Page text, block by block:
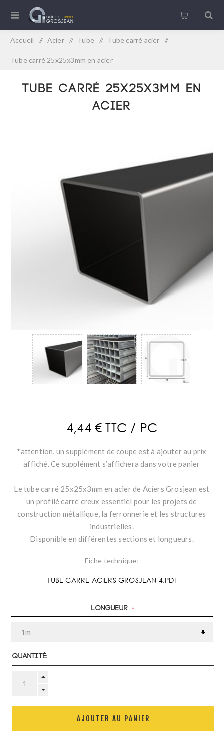
Accueil / Acier / Tube / Tube carré acier /
Tube carré 25x25x3mm en acier
Tube carré 25x25x3mm en
acier
4,44 € TTC / PC
*attention, un supplément de coupe est à ajouter au prix
affiché. Ce supplément s’affichera dans votre panier
Le tube carré 25x25x3mm en acier de Aciers Grosjean est
un profilé carré creux essentiel pour les projets de
construction métallique, la ferronnerie et les structures
industrielles.
Disponible en différentes sections et longueurs.
Fiche technique:
TUBE CARRE ACIERS GROSJEAN 4.PDF
Longueur *
Quantité:
AJOUTER AU PANIER